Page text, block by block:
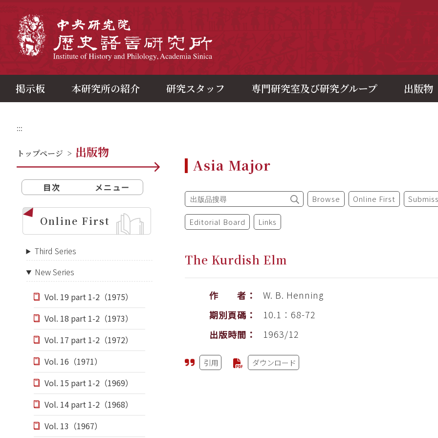
掲示板 本研究所の紹介 研究スタッフ 専門研究室及び研究グループ 出版物
:::
トップページ > 出版物
目次 メニュー
Online First
Third Series
New Series
Vol. 19 part 1-2（1975）
Vol. 18 part 1-2（1973）
Vol. 17 part 1-2（1972）
Vol. 16（1971）
Vol. 15 part 1-2（1969）
Vol. 14 part 1-2（1968）
Vol. 13（1967）
Asia Major
Browse Online First
Editorial Board Links
The Kurdish Elm
作 者：
W. B. Henning
期別頁碼：
10.1：68-72
出版時間：
1963/12
引用 ダウンロード